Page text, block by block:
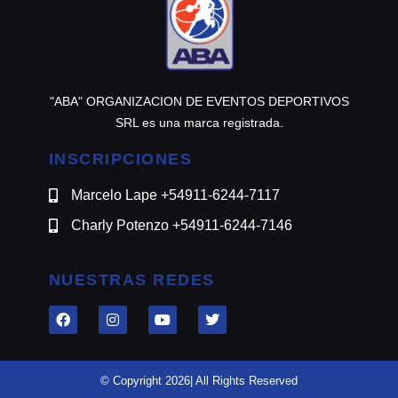
"ABA" ORGANIZACION DE EVENTOS DEPORTIVOS
SRL es una marca registrada.
INSCRIPCIONES
Marcelo Lape +54911-6244-7117
Charly Potenzo +54911-6244-7146
NUESTRAS REDES
© Copyright 2026| All Rights Reserved